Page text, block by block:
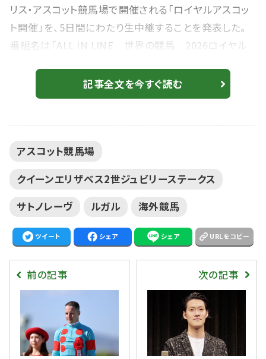
リス・アスコット競馬場で開催される「ロイヤルアスコッ
ト開催」を、5日間にわたり生中継することを発表した。
番組名は「ALL IN LINE 世界の競馬 2026ロイヤル
ンネルWebで放送・配信される。 【チェアマンズスプリン
トプライズ】モレイラ「戦士のような馬」サトノレーヴ、世
れ、日本調教馬もこれまで...
記事全文を今すぐ読む
アスコット競馬場
クイーンエリザベス2世ジュビリーステークス
サトノレーヴ
ルガル 海外競馬
ツイート シェア シェア URLをコピー
前の記事 次の記事